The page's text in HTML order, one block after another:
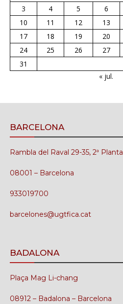
3
4 5 6
10
11 12 13
17
18 19 20
24
25 26 27
31
« jul.
BARCELONA
Rambla del Raval 29-35, 2ª Planta
08001 – Barcelona
933019700
barcelones@ugtfica.cat
BADALONA
Plaça Mag Li-chang
08912 – Badalona – Barcelona